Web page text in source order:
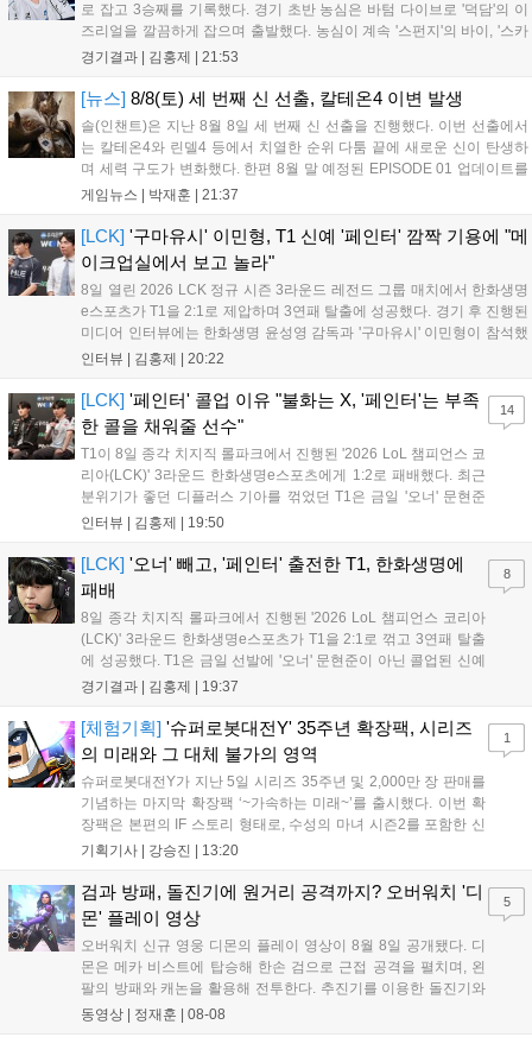
로 잡고 3승째를 기록했다. 경기 초반 농심은 바텀 다이브로 '덕담'의 이
즈리얼을 깔끔하게 잡으며 출발했다. 농심이 계속 '스펀지'의 바이, '스카
웃'의 신드라가 맹활약하며 초반부터 잡은 주도권을 계속 잘 굴렸다.
었...
경기결과 | 김홍제 21:53
[뉴스] 8/8(토) 세 번째 신 선출, 칼테온4 이변 발생
솔(인챈트)은 지난 8월 8일 세 번째 신 선출을 진행했다. 이번 선출에서
는 칼테온4와 린델4 등에서 치열한 순위 다툼 끝에 새로운 신이 탄생하
며 세력 구도가 변화했다. 한편 8월 말 예정된 EPISODE 01 업데이트를
통해 월드 콘텐츠가 추가될 예정이며, 이를 통해 추후 주신 및 절대신에
더욱 가속화될 전망이다....
게임뉴스 | 박재훈 21:37
[LCK] '구마유시' 이민형, T1 신예 '페인터' 깜짝 기용에 "메
이크업실에서 보고 놀라"
8일 열린 2026 LCK 정규 시즌 3라운드 레전드 그룹 매치에서 한화생명
e스포츠가 T1을 2:1로 제압하며 3연패 탈출에 성공했다. 경기 후 진행된
미디어 인터뷰에는 한화생명 윤성영 감독과 '구마유시' 이민형이 참석했
다. 먼저 승리 소감에 대해 윤성영 감독은 "오랜만에 승리해 기분이 좋고,
인터뷰 | 김홍제 20:22
[LCK] '페인터' 콜업 이유 "불화는 X, '페인터'는 부족
한 콜을 채워줄 선수"
T1이 8일 종각 치지직 롤파크에서 진행된 '2026 LoL 챔피언스 코
리아(LCK)' 3라운드 한화생명e스포츠에게 1:2로 패배했다. 최근
분위기가 좋던 디플러스 기아를 꺾었던 T1은 금일 '오너' 문현준
을 빼고 신예 '페인터' 김은후를 투입시키는 강수를 뒀으나 결국
즈' 김수환의 인터뷰 내...
인터뷰 | 김홍제 19:50
14
[LCK] '오너' 빼고, '페인터' 출전한 T1, 한화생명에
패배
8일 종각 치지직 롤파크에서 진행된 '2026 LoL 챔피언스 코리아
(LCK)' 3라운드 한화생명e스포츠가 T1을 2:1로 꺾고 3연패 탈출
에 성공했다. T1은 금일 선발에 '오너' 문현준이 아닌 콜업된 신예
'페인터' 김은후를 투입했지만, 결국 1:2로 패배하고 말았다. T1은
을 빼냈다....
경기결과 | 김홍제 19:37
8
[체험기획] '슈퍼로봇대전Y' 35주년 확장팩, 시리즈
의 미래와 그 대체 불가의 영역
슈퍼로봇대전Y가 지난 5일 시리즈 35주년 및 2,000만 장 판매를
기념하는 마지막 확장팩 ‘~가속하는 미래~’를 출시했다. 이번 확
장팩은 본편의 IF 스토리 형태로, 수성의 마녀 시즌2를 포함한 신
규 참전작과 크로스오버 합체기를 선보이며 작품을 완결 짓는다.
하는 몰입감 있는 서사와 조합을 구현하며 시리즈의 미래를 향한
새로운 가능성을 제시했다....
기획기사 | 강승진 13:20
1
검과 방패, 돌진기에 원거리 공격까지? 오버워치 '디
몬' 플레이 영상
오버워치 신규 영웅 디몬의 플레이 영상이 8월 8일 공개됐다. 디
몬은 메카 비스트에 탑승해 한손 검으로 근접 공격을 펼치며, 왼
팔의 방패와 캐논을 활용해 전투한다. 추진기를 이용한 돌진기와
참격 형태의 궁극기를 보유했고, 메카 파괴 시 맨몸으로 기관총을
동영상 | 정재훈 08-08
5